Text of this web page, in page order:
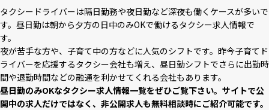
タクシードライバーは隔⽇勤務や夜⽇勤など深夜も働くケースが多いで
す。昼⽇勤は朝から⼣⽅の⽇中のみOKで働けるタクシー求⼈情報で
す。
夜が苦⼿な⽅や、⼦育て中の⽅などに⼈気のシフトです。昨今⼦育てド
ライバーを応援するタクシー会社も増え、昼⽇勤シフトでさらに出勤時
間や退勤時間などの融通を利かせてくれる会社もあります。
昼⽇勤のみOKなタクシー求⼈情報⼀覧をぜひご覧下さい。サイトで公
開中の求⼈だけではなく、⾮公開求⼈も無料相談時にご紹介可能です。